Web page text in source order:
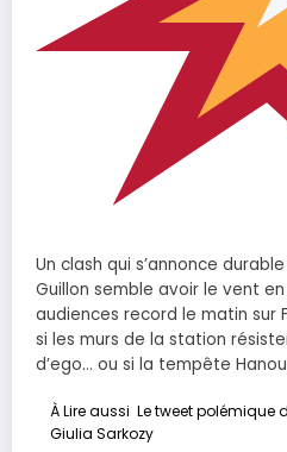
Un clash qui s’annonce
Guillon semble avoir le vent
audiences record le matin sur
si les murs de la station
d’ego… ou si la tempête
À Lire aussi Le tweet polémique
Giulia Sarkozy